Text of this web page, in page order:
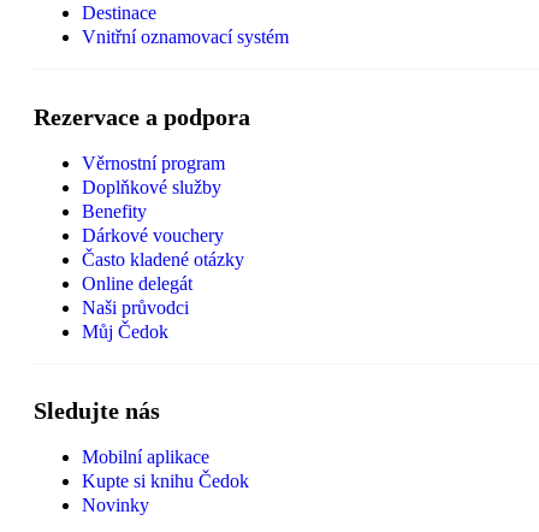
Destinace
Vnitřní oznamovací systém
Rezervace a podpora
Věrnostní program
Doplňkové služby
Benefity
Dárkové vouchery
Často kladené otázky
Online delegát
Naši průvodci
Můj Čedok
Sledujte nás
Mobilní aplikace
Kupte si knihu Čedok
Novinky